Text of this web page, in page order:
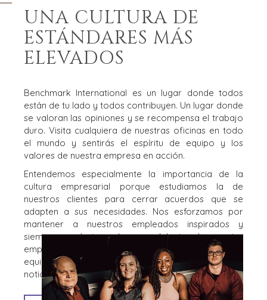
UNA CULTURA DE
ESTÁNDARES MÁS
ELEVADOS
Benchmark International es un lugar donde todos
están de tu lado y todos contribuyen. Un lugar donde
se valoran las opiniones y se recompensa el trabajo
duro. Visita cualquiera de nuestras oficinas en todo
el mundo y sentirás el espíritu de equipo y los
valores de nuestra empresa en acción.
Entendemos especialmente la importancia de la
cultura empresarial porque estudiamos la de
nuestros clientes para cerrar acuerdos que se
adapten a sus necesidades. Nos esforzamos por
mantener a nuestros empleados inspirados y
siempre evolucionando por delante de nuestra
empresa. Ya sea que sea un posible miembro del
equipo o un cliente potencial, esperamos tener
noticias suyas.